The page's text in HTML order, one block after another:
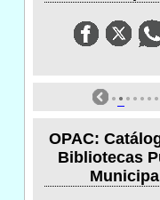
OPAC:
Bibliotecas